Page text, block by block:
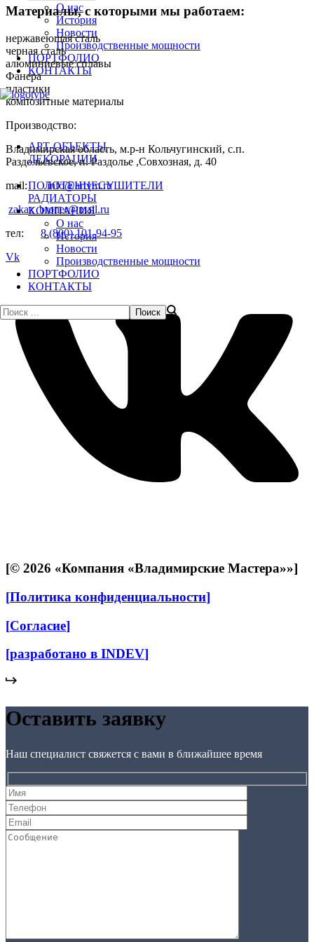
О нас
История
Новости
Производственные мощности
ПОРТФОЛИО
КОНТАКТЫ
АРТ-ОБЪЕКТЫ
ДЕКОРАЦИИ
ПОЛОТЕНЦЕСУШИТЕЛИ
РАДИАТОРЫ
КОМПАНИЯ
О нас
История
Новости
Производственные мощности
ПОРТФОЛИО
КОНТАКТЫ
Материалы, с которыми мы работаем:
нержавеющая сталь
черная сталь
алюминиевые сплавы
Фанера
пластики
композитные материалы
Производство:
Владимирская область, м.р-н Кольчугинский, с.п.
Раздольевское, п. Раздолье ,Совхозная, д. 40
mail:info@artvm.ru
zakaz_broner@mail.ru
тел: 8 (800) 101-94-95
Vk
[© 2026 «Компания «Владимирские Мастера»»]
[Политика конфиденциальности]
[Согласие]
[разработано в INDEV]
Оставить заявку
Наш специалист свяжется с вами в ближайшее время